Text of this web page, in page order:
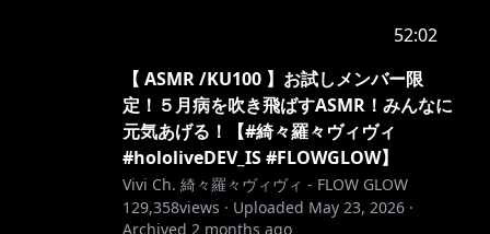
52:02
【 ASMR /KU100 】お試しメンバー限
定！５月病を吹き飛ばすASMR！みんなに
元気あげる！【#綺々羅々ヴィヴィ
#hololiveDEV_IS #FLOWGLOW】
Vivi Ch. 綺々羅々ヴィヴィ - FLOW GLOW
129,358views · Uploaded May 23, 2026 ·
Archived 2 months ago